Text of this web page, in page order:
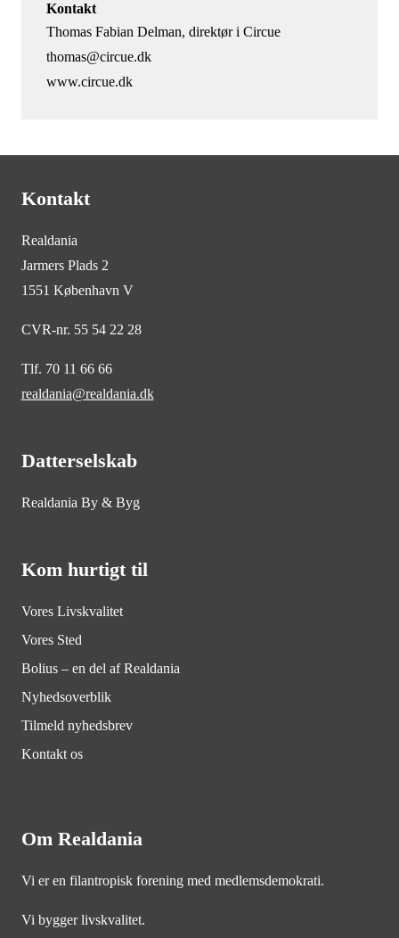
Kontakt
Thomas Fabian Delman, direktør i Circue
thomas@circue.dk
www.circue.dk
Kontakt
Realdania
Jarmers Plads 2
1551 København V
CVR-nr. 55 54 22 28
Tlf. 70 11 66 66
realdania@realdania.dk
Datterselskab
Realdania By & Byg
Kom hurtigt til
Vores Livskvalitet
Vores Sted
Bolius – en del af Realdania
Nyhedsoverblik
Tilmeld nyhedsbrev
Kontakt os
Om Realdania
Vi er en filantropisk forening med medlemsdemokrati.
Vi bygger livskvalitet.